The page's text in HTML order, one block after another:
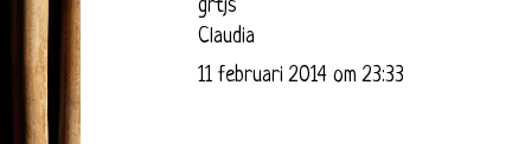
grtjs
Claudia
11 februari 2014 om 23:33